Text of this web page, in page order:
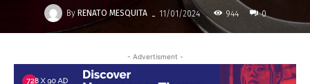
By RENATO MESQUITA - 11/01/2024 944 0
- Advertisment -